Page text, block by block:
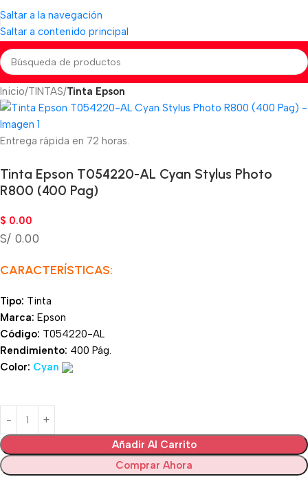
Saltar a la navegación
Saltar a contenido principal
Inicio TINTAS Tinta Epson
Entrega rápida en 72 horas.
Tinta Epson T054220-AL Cyan Stylus Photo
R800 (400 Pag)
$ 0.00
S/ 0.00
CARACTERÍSTICAS:
Tipo: Tinta
Marca: Epson
Código: T054220-AL
Rendimiento: 400 Pág.
Color: Cyan
Añadir Al Carrito
Comprar Ahora